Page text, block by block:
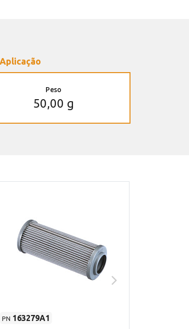
Peso
50,00 g
PN 163279A1